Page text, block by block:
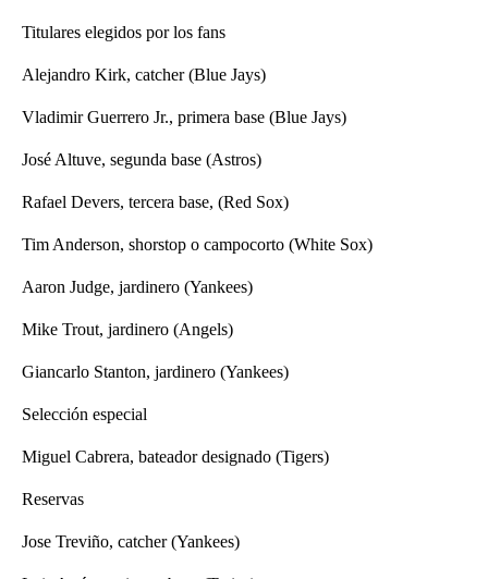
Titulares elegidos por los fans
Alejandro Kirk, catcher (Blue Jays)
Vladimir Guerrero Jr., primera base (Blue Jays)
José Altuve, segunda base (Astros)
Rafael Devers, tercera base, (Red Sox)
Tim Anderson, shorstop o campocorto (White Sox)
Aaron Judge, jardinero (Yankees)
Mike Trout, jardinero (Angels)
Giancarlo Stanton, jardinero (Yankees)
Selección especial
Miguel Cabrera, bateador designado (Tigers)
Reservas
Jose Treviño, catcher (Yankees)